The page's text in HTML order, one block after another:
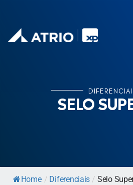
SELO
Home / Diferenciais / Selo